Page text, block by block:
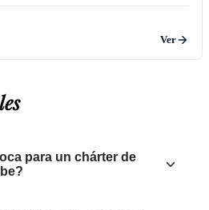
Ver
para un chárter de